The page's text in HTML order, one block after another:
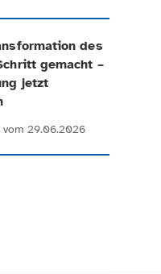
des
gemacht –
jetzt
vom 29.06.2026